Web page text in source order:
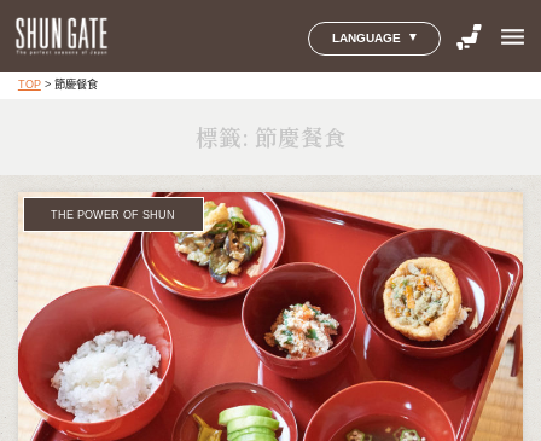
LANGUAGE menu
TOP> 節慶餐食
標籤: 節慶餐食
THE POWER OF SHUN